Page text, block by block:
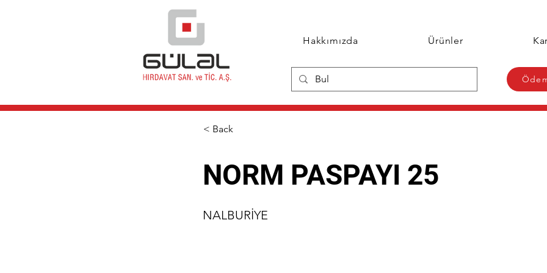
Hakkımızda Ürünler
< Back
NORM PASPAYI 25
NALBURİYE